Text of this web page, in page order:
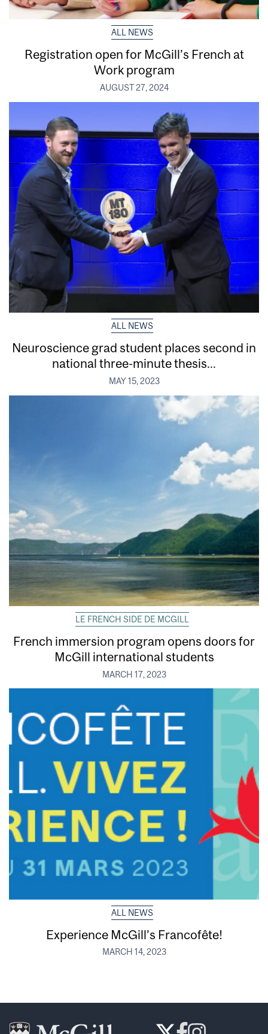
ALL NEWS
Registration open for McGill’s French at
Work program
AUGUST 27, 2024
ALL NEWS
Neuroscience grad student places second in
national three-minute thesis...
MAY 15, 2023
LE FRENCH SIDE DE MCGILL
French immersion program opens doors for
McGill international students
MARCH 17, 2023
ALL NEWS
Experience McGill’s Francofête!
MARCH 14, 2023